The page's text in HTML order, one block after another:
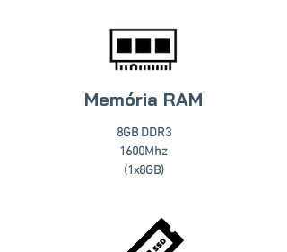
Memória RAM
8GB DDR3
1600Mhz
(1x8GB)